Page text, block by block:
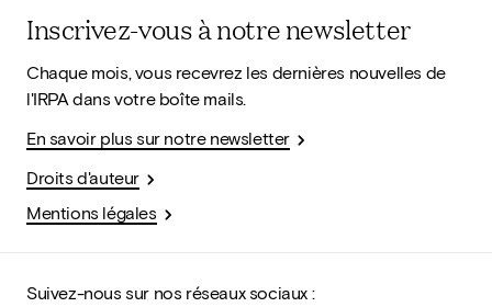
Inscrivez-vous à notre newsletter
Chaque mois, vous recevrez les dernières nouvelles de
l'IRPA dans votre boîte mails.
En savoir plus sur notre newsletter
Droits d'auteur
Mentions légales
Suivez-nous sur nos réseaux sociaux :